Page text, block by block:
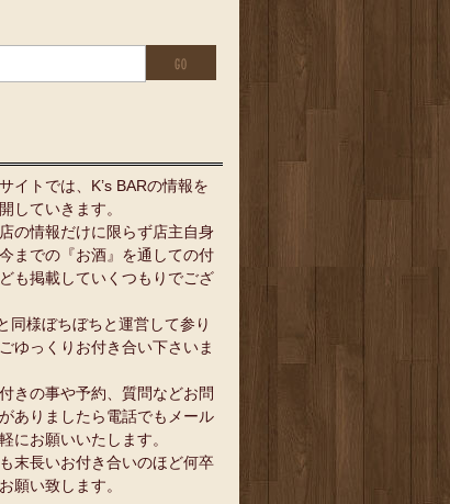
イトでは、K’s BARの情報を
していきます。
の情報だけに限らず店主自身
までの『お酒』を通しての付
も掲載していくつもりでござ
同様ぼちぼちと運営して参り
ゆっくりお付き合い下さいま
きの事や予約、質問などお問
ありましたら電話でもメール
にお願いいたします。
末長いお付き合いのほど何卒
願い致します。